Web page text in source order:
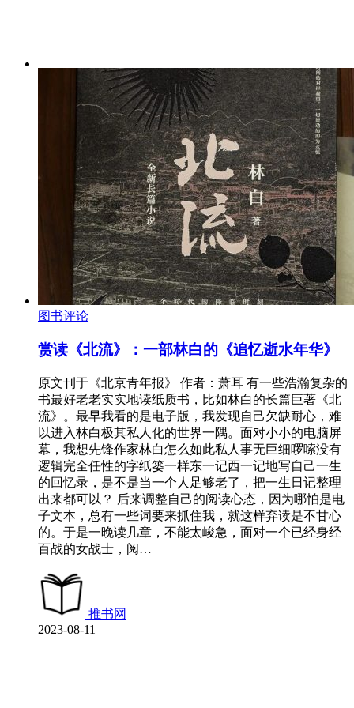
图书评论
赏读《北流》：一部林白的《追忆逝水年华》
原文刊于《北京青年报》 作者：萧耳 有一些浩瀚复杂的
书最好老老实实地读纸质书，比如林白的长篇巨著《北
流》。最早我看的是电子版，我发现自己欠缺耐心，难
以进入林白极其私人化的世界一隅。面对小小的电脑屏
幕，我想先锋作家林白怎么如此私人事无巨细啰嗦没有
逻辑完全任性的字纸篓一样东一记西一记地写自己一生
的回忆录，是不是当一个人足够老了，把一生日记整理
出来都可以？ 后来调整自己的阅读心态，因为哪怕是电
子文本，总有一些词要来抓住我，就这样弃读是不甘心
的。于是一晚读几章，不能太峻急，面对一个已经身经
百战的女战士，阅…
推书网
2023-08-11